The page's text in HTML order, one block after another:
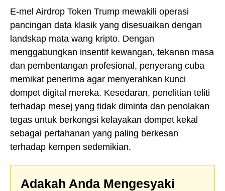
E-mel Airdrop Token Trump mewakili operasi
pancingan data klasik yang disesuaikan dengan
landskap mata wang kripto. Dengan
menggabungkan insentif kewangan, tekanan masa
dan pembentangan profesional, penyerang cuba
memikat penerima agar menyerahkan kunci
dompet digital mereka. Kesedaran, penelitian teliti
terhadap mesej yang tidak diminta dan penolakan
tegas untuk berkongsi kelayakan dompet kekal
sebagai pertahanan yang paling berkesan
terhadap kempen sedemikian.
Adakah Anda Mengesyaki